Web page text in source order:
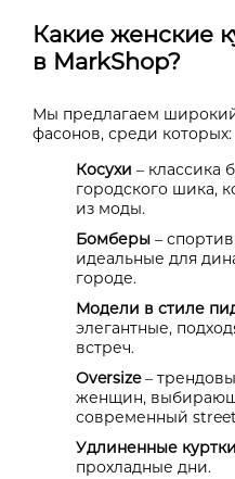
Какие женские
в MarkShop?
Мы предлагаем
фасонов, среди которых:
Косухи – классика
городского шика,
из моды.
Бомберы –
идеальные для
городе.
Модели в стиле
элегантные,
встреч.
Oversize–
женщин,
современный
Удлиненные куртки
прохладные дни.